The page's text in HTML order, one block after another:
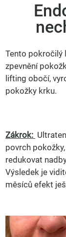
Tento pokročilý
zpevnění
lifting obočí,
pokožky krku.
Zákrok:
povrch
redukovat
Výsledek je
měsíců efekt